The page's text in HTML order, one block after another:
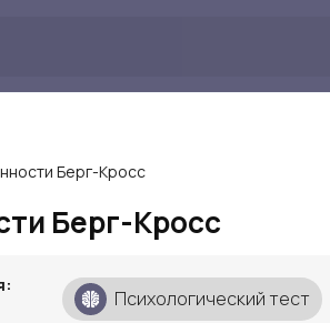
Берг-Кросс
Берг-Кросс
Психологический тест